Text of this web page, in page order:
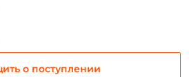
о поступлении